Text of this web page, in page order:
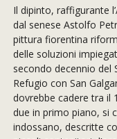
Il dipinto, raffigurante
dal senese Astolfo
pittura fiorentina
delle soluzioni
secondo decennio del
Refugio con San
dovrebbe cadere tra il
due in primo piano, si
indossano, descritte